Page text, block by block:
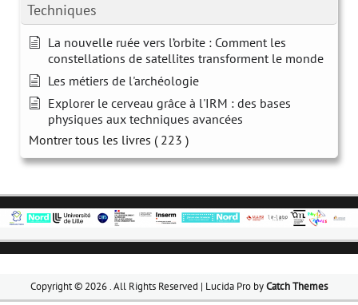
Techniques
La nouvelle ruée vers l’orbite : Comment les
constellations de satellites transforment le monde
Les métiers de l'archéologie
Explorer le cerveau grâce à l'IRM : des bases
physiques aux techniques avancées
Montrer tous les livres ( 223 )
Copyright © 2026. All Rights Reserved | Lucida Pro byCatch Themes